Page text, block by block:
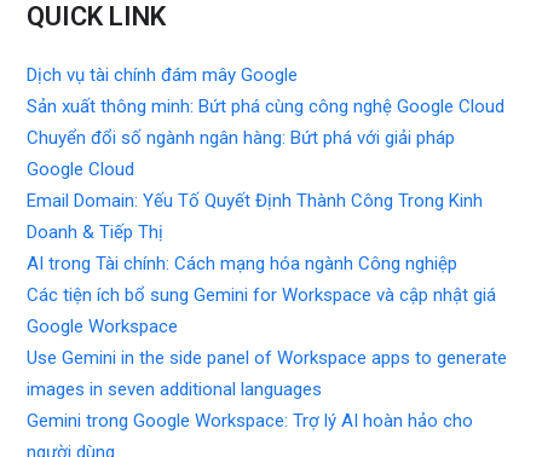
QUICK LINK
Dịch vụ tài chính đám mây Google
Sản xuất thông minh: Bứt phá cùng công nghệ Google Cloud
Chuyển đổi số ngành ngân hàng: Bứt phá với giải pháp
Google Cloud
Email Domain: Yếu Tố Quyết Định Thành Công Trong Kinh
Doanh & Tiếp Thị
AI trong Tài chính: Cách mạng hóa ngành Công nghiệp
Các tiện ích bổ sung Gemini for Workspace và cập nhật giá
Google Workspace
Use Gemini in the side panel of Workspace apps to generate
images in seven additional languages
Gemini trong Google Workspace: Trợ lý AI hoàn hảo cho
người dùng